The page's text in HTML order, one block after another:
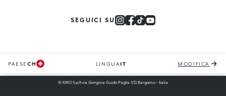
SEGUICI SU
PAESE CH LINGUAIT MODIFICA
© KIKO S.p.A via Giorgio e Guido Paglia 1/D, Bergamo - Italia